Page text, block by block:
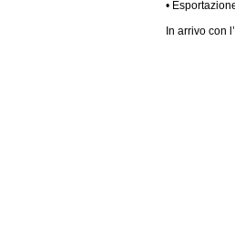
•
In arrivo con